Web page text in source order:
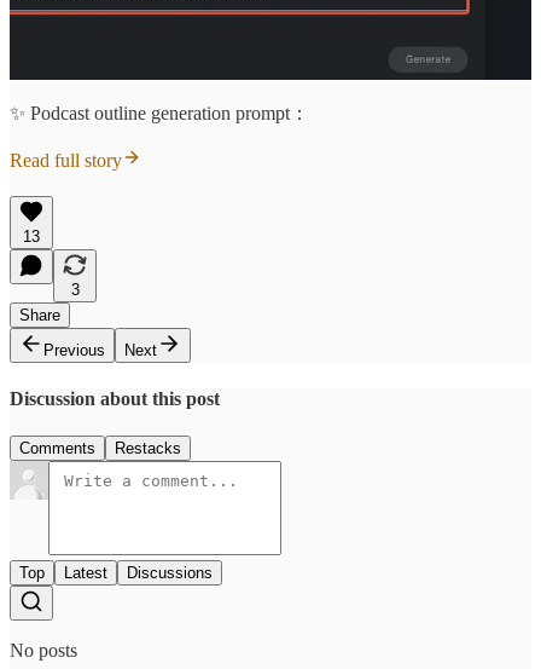
✨ Podcast outline generation prompt：
Read full story
13
3
Share
Previous
Next
Discussion about this post
Comments Restacks
Top Latest Discussions
No posts